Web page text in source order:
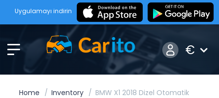
Uygulamayı indirin
€
Home Inventory BMW X1 2018 Dizel Otomatik